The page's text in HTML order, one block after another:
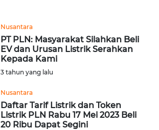
Nusantara
PT PLN: Masyarakat Silahkan Beli
EV dan Urusan Listrik Serahkan
Kepada Kami
3 tahun yang lalu
Nusantara
Daftar Tarif Listrik dan Token
Listrik PLN Rabu 17 Mei 2023 Beli
20 Ribu Dapat Segini